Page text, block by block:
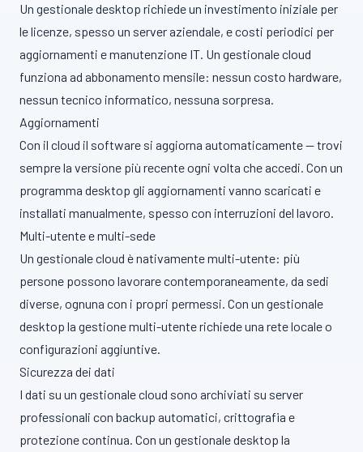
Un gestionale desktop richiede un investimento iniziale per
le licenze, spesso un server aziendale, e costi periodici per
aggiornamenti e manutenzione IT. Un gestionale cloud
funziona ad abbonamento mensile: nessun costo hardware,
nessun tecnico informatico, nessuna sorpresa.
Aggiornamenti
Con il cloud il software si aggiorna automaticamente — trovi
sempre la versione più recente ogni volta che accedi. Con un
programma desktop gli aggiornamenti vanno scaricati e
installati manualmente, spesso con interruzioni del lavoro.
Multi-utente e multi-sede
Un gestionale cloud è nativamente multi-utente: più
persone possono lavorare contemporaneamente, da sedi
diverse, ognuna con i propri permessi. Con un gestionale
desktop la gestione multi-utente richiede una rete locale o
configurazioni aggiuntive.
Sicurezza dei dati
I dati su un gestionale cloud sono archiviati su server
professionali con backup automatici, crittografia e
protezione continua. Con un gestionale desktop la